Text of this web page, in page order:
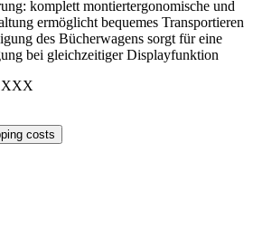
komplett montiertergonomische und
ermöglicht bequemes Transportieren
des Bücherwagens sorgt für eine
bei gleichzeitiger Displayfunktion
costs